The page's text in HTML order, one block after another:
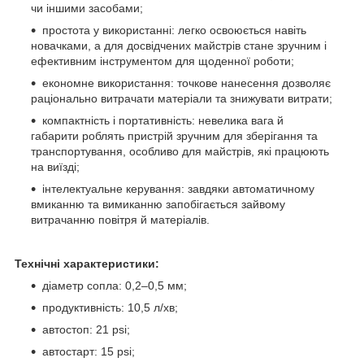
чи іншими засобами;
простота у використанні: легко освоюється навіть
новачками, а для досвідчених майстрів стане зручним і
ефективним інструментом для щоденної роботи;
економне використання: точкове нанесення дозволяє
раціонально витрачати матеріали та знижувати витрати;
компактність і портативність: невелика вага й
габарити роблять пристрій зручним для зберігання та
транспортування, особливо для майстрів, які працюють
на виїзді;
інтелектуальне керування: завдяки автоматичному
вмиканню та вимиканню запобігається зайвому
витрачанню повітря й матеріалів.
Технічні характеристики:
діаметр сопла: 0,2–0,5 мм;
продуктивність: 10,5 л/хв;
автостоп: 21 psi;
автостарт: 15 psi;